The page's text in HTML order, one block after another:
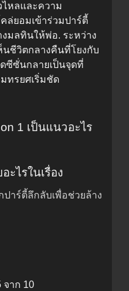
หลและความ
ล่ยอมเข้าร่วมปาร์ตี้
มลทินให้พ่อ. ระหว่าง
นชีวิตกลางคืนที่โยงกับ
ซีซั่นกลายเป็นจุดที่
ทรยศเริ่มชัด
1 เป็นแนวอะไร
ะไรในเรื่อง
าร์ตี้ลึกลับเพื่อช่วยล้าง
จาก 10